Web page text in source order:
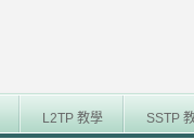
L2TP 教學 SSTP